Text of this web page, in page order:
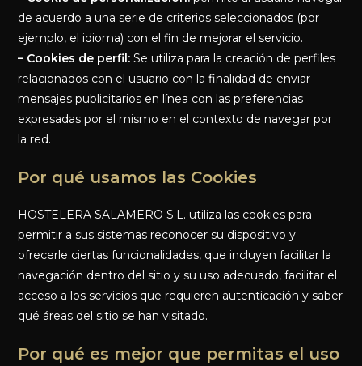
de acuerdo a una serie de criterios seleccionados (por
ejemplo, el idioma) con el fin de mejorar el servicio.
– Cookies de perfil: Se utiliza para la creación de perfiles
relacionados con el usuario con la finalidad de enviar
mensajes publicitarios en línea con las preferencias
expresadas por el mismo en el contexto de navegar por
la red.
Por qué usamos las Cookies
HOSTELERA SALAMERO S.L. utiliza las cookies para
permitir a sus sistemas reconocer su dispositivo y
ofrecerle ciertas funcionalidades, que incluyen facilitar la
navegación dentro del sitio y su uso adecuado, facilitar el
acceso a los servicios que requieren autenticación y saber
qué áreas del sitio se han visitado.
Por qué es mejor que permitas el uso